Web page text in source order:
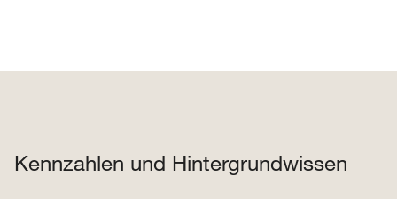
Kennzahlen und Hintergrundwissen